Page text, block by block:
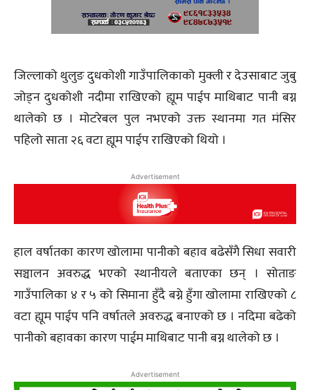
जिल्लाको थुलुङ दुधकोशी गाउँपालिकाको मुक्ली र देउसाबाट जुबु
जोड्न दुधकोशी नदीमा राखिएको ह्यूम पाईप माथिबाट पानी बग्न
थालेको छ । मोटरेबल पुल नभएको उक्त स्थानमा गत मंसिर
पहिलो साता २६ वटा ह्यूम पाईप राखिएको थियो ।
Advertisement
हाल वर्षातका कारण खोलामा पानीको बहाव बढेसँगै सिधा सवारी
सञ्चालन अवरुद्ध भएको स्थानीयले बताएका छन् । सोताङ
गाउँपालिका ४ र ५ को सिमाना हुँदै बग्ने हुँगा खोलामा राखिएको ८
वटा ह्यूम पाईप पनि वर्षातले अवरुद्ध बनाएको छ । नदिमा बढेको
पानीको बहावका कारण पाईम माथिबाट पानी बग्न थालेको छ ।
Advertisement